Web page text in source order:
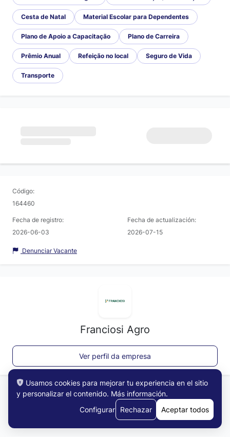
Cesta de Natal Material Escolar para Dependentes
Plano de Apoio a Capacitação Plano de Carreira
Prêmio Anual Refeição no local Seguro de Vida
Transporte
Código:
164460
Fecha de registro:
2026-06-03
Fecha de actualización:
2026-07-15
Denunciar Vacante
Franciosi Agro
Ver perfil da empresa
Usamos cookies para mejorar tu experiencia en el sitio
y personalizar el contenido. Más información.
Configurar
Rechazar Aceptar todos